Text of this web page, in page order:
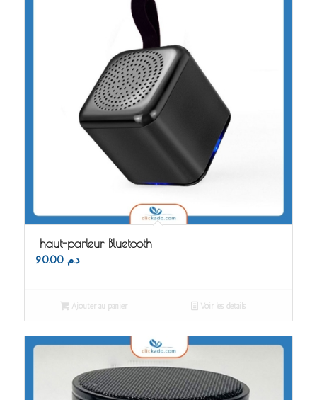
haut-parleur Bluetooth
د.م. 90.00
Ajouter au panier Voir les détails